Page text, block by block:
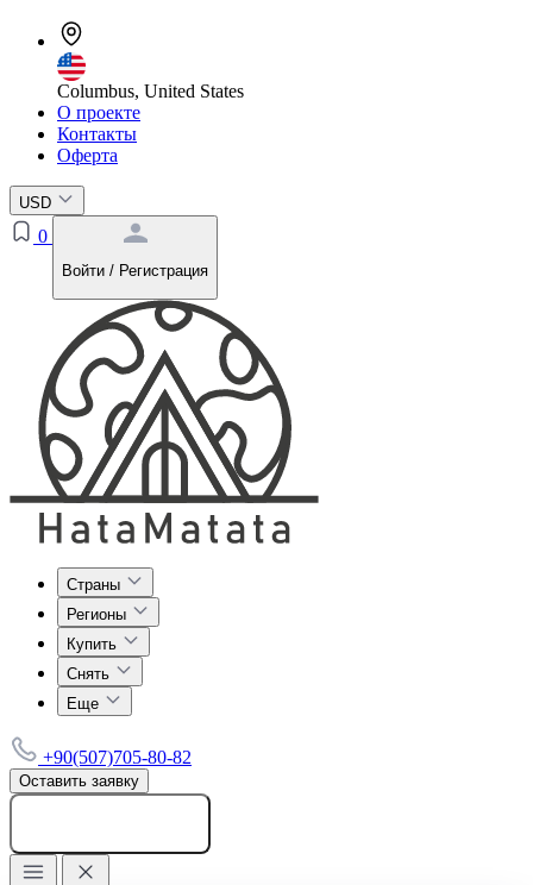
Columbus, United States
О проекте
Контакты
Оферта
USD
0
Войти / Регистрация
Страны
Регионы
Купить
Снять
Еще
+90(507)705-80-82
Оставить заявку